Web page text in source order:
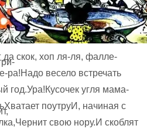
да скок, хоп ля-ля, фалле-
ра!Надо весело встречать
год.Ура!Кусочек угля мама-
поутруИ, начиная с
свою нору.И скоблят